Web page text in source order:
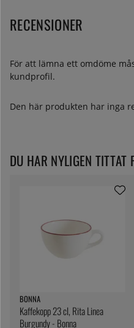
RECENSIONER
För att lämna ett omdöme
kundprofil.
Den här produkten har inga
DU HAR NYLIGEN TITTAT
BONNA
Kaffekopp 23 cl, Rita Linea
Burgundy - Bonna